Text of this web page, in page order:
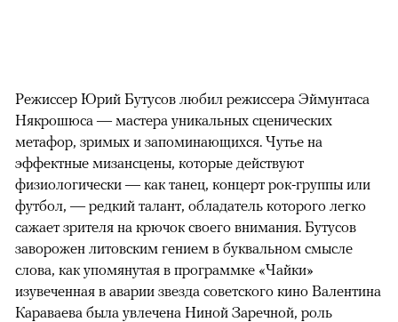
Режиссер Юрий Бутусов любил режиссера Эймунтаса
Някрошюса — мастера уникальных сценических
метафор, зримых и запоминающихся. Чутье на
эффектные мизансцены, которые действуют
физиологически — как танец, концерт рок-группы или
футбол, — редкий талант, обладатель которого легко
сажает зрителя на крючок своего внимания. Бутусов
заворожен литовским гением в буквальном смысле
слова, как упомянутая в программке «Чайки»
изувеченная в аварии звезда советского кино Валентина
Караваева была увлечена Ниной Заречной, роль